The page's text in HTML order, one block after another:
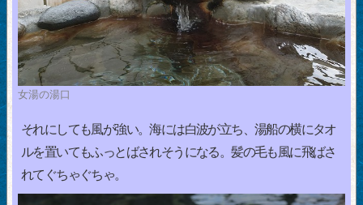
女湯の湯口
それにしても風が強い。海には白波が立ち、湯船の横にタオ
ルを置いてもふっとばされそうになる。髪の毛も風に飛ばさ
れてぐちゃぐちゃ。